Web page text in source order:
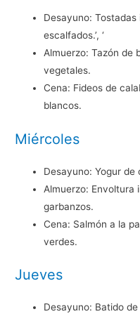
Desayuno:
escalfados.’, ‘
Almuerzo: Tazón de
vegetales.
Cena: Fideos de
blancos.
Miércoles
Desayuno: Yogur
Almuerzo: Envoltura
garbanzos.
Cena: Salmón a la
verdes.
Jueves
Desayuno: Batido